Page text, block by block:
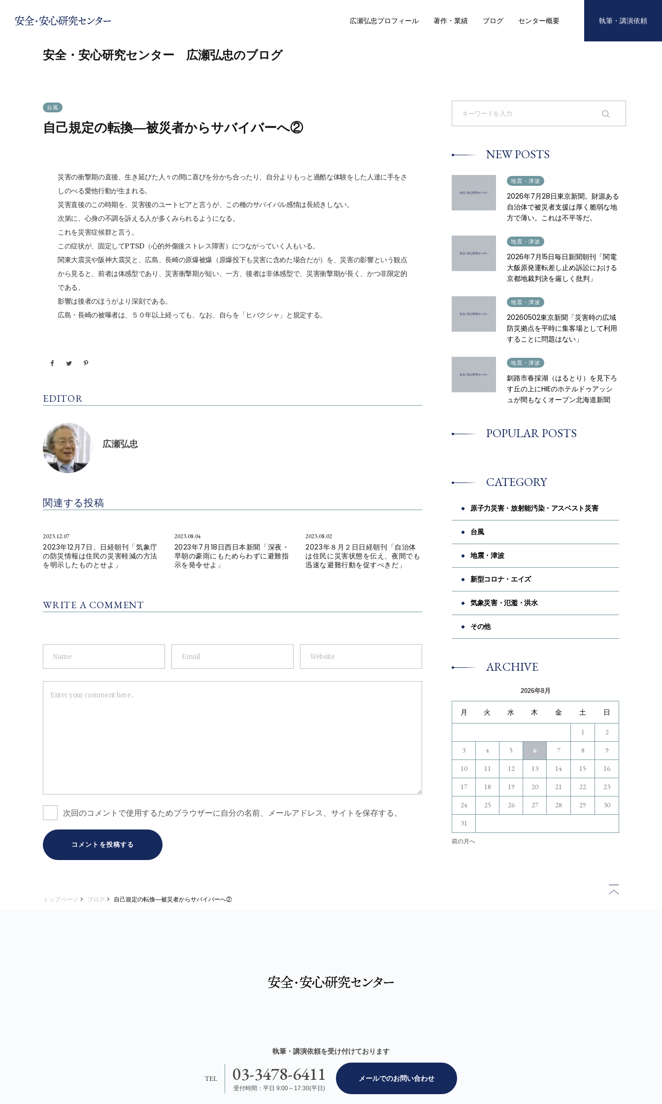
広瀬弘忠プロフィール 著作・業績 ブログ センター概要 執筆・講演依頼
安全・安心研究センター 広瀬弘忠のブログ
台風
自己規定の転換―被災者からサバイバーへ②
災害の衝撃期の直後、生き延びた人々の間に喜びを分かち合ったり、自分よりもっと過酷な体験をした人達に手をさ
しのべる愛他行動が生まれる。
災害直後のこの時期を、災害後のユートピアと言うが、この種のサバイバル感情は長続きしない。
次第に、心身の不調を訴える人が多くみられるようになる。
これを災害症候群と言う。
この症状が、固定してPTSD （心的外傷後ストレス障害）につながっていく人もいる。
関東大震災や阪神大震災と、広島、長崎の原爆被爆（原爆投下も災害に含めた場合だが）を、災害の影響という観点
から見ると、前者は体感型であり、災害衝撃期が短い、一方、後者は非体感型で、災害衝撃期が長く、かつ非限定的
である。
影響は後者のほうがより深刻である。
広島・長崎の被曝者は、５０年以上経っても、なお、自らを「ヒバクシャ」と規定する。
EDITOR
広瀬弘忠
関連する投稿
2023.12.07
2023年12月7日、日経朝刊「気象庁
の防災情報は住民の災害軽減の方法
を明示したものとせよ」
2023.08.04
2023年7月18日西日本新聞「深夜・
早朝の豪雨にもためらわずに避難指
示を発令せよ」
2023.08.02
2023年８月２日日経朝刊「自治体
は住民に災害状態を伝え、夜間でも
迅速な避難行動を促すべきだ」
WRITE A COMMENT
次回のコメントで使用するためブラウザーに自分の名前、メールアドレス、サイトを保存する。
S
r
o
:
NEW POSTS
地震・津波
2026年7月28日東京新聞。財源ある
自治体で被災者支援は厚く脆弱な地
方で薄い。これは不平等だ。
地震・津波
2026年7月15日毎日新聞朝刊「関電
大飯原発運転差し止め訴訟における
京都地裁判決を厳しく批判」
地震・津波
20260502東京新聞「災害時の広域
防災拠点を平時に集客場として利用
することに問題はない」
地震・津波
釧路市春採湖（はるとり）を見下ろ
す丘の上にHIEのホテルドゥアッシ
ュが間もなくオープン北海道新聞
POPULAR POSTS
CATEGORY
原子力災害・放射能汚染・アスベスト災害
台風
地震・津波
新型コロナ・エイズ
気象災害・氾濫・洪水
その他
ARCHIVE
2026年8月
月 火 水 木 金 土 日
1 2
3 4 5 6 7 8 9
10 11 12 13 14 15 16
17 18 19 20 21 22 23
24 25 26 27 28 29 30
31
前の月へ
トップページ ブログ 自己規定の転換―被災者からサバイバーへ②
執筆・講演依頼を受け付けております
TEL 03-3478-6411
受付時間：平日 9:00～17:30(平日)
メールでのお問い合わせ